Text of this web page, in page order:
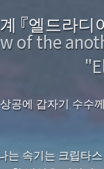
『엘드라디
of the
공에 갑자기 수수
는 속기는 크립타